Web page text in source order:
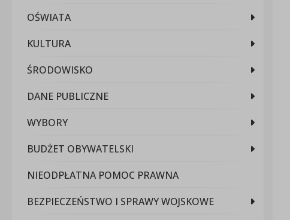
OŚWIATA
KULTURA
ŚRODOWISKO
DANE PUBLICZNE
WYBORY
BUDŻET OBYWATELSKI
NIEODPŁATNA POMOC PRAWNA
BEZPIECZEŃSTWO I SPRAWY WOJSKOWE